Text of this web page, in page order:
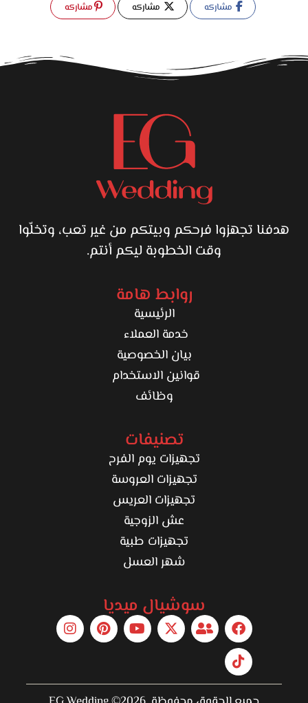
مشاركه مشاركه مشاركه
هدفنا تجهزوا فرحكم وبيتكم من غير تعب، وتخلّوا
وقت الخطوبة ليكم أنتم.
روابط هامة
الرئيسية
خدمة العملاء
بيان الخصوصية
قوانين الاستخدام
وظائف
تصنيفات
تجهيزات يوم الفرح
تجهيزات العروسة
تجهيزات العريس
عش الزوجية
تجهيزات طبية
شهر العسل
سوشيال ميديا